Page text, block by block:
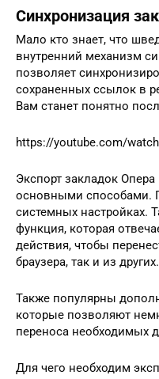
Синхронизация
Мало кто знает, что
внутренний механизм
позволяет
сохраненных ссылок в
Вам станет понятно
https://youtube.com/
Экспорт закладок
основными способами.
системных настройках.
функция, которая
действия, чтобы
браузера, так и из других.
Также популярны
которые позволяют
переноса необходимых
Для чего необходим